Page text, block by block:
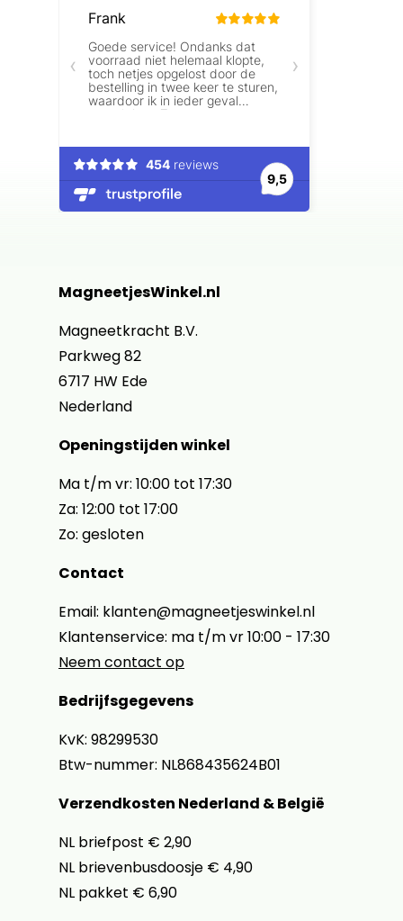
MagneetjesWinkel.nl
Magneetkracht B.V.
Parkweg 82
6717 HW Ede
Nederland
Openingstijden winkel
Ma t/m vr: 10:00 tot 17:30
Za: 12:00 tot 17:00
Zo: gesloten
Contact
Email: klanten@magneetjeswinkel.nl
Klantenservice: ma t/m vr 10:00 - 17:30
Neem contact op
Bedrijfsgegevens
KvK: 98299530
Btw-nummer: NL868435624B01
Verzendkosten Nederland & België
NL briefpost € 2,90
NL brievenbusdoosje € 4,90
NL pakket € 6,90